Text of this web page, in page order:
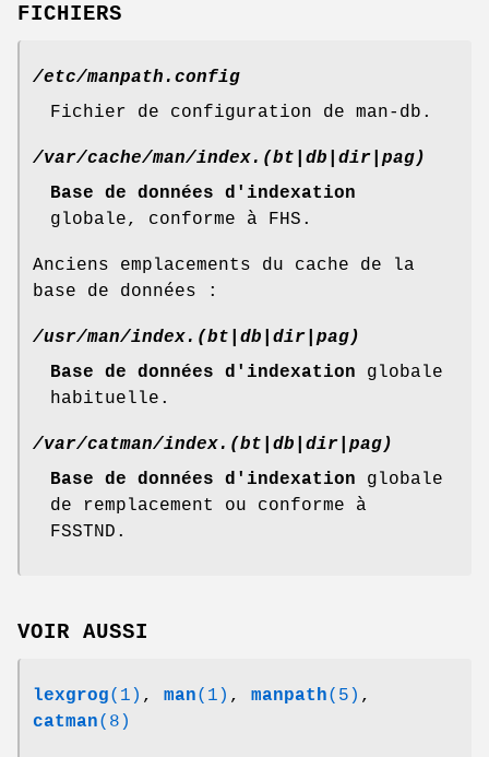
FICHIERS
/etc/manpath.config
Fichier de configuration de man-db.
/var/cache/man/index.(bt|db|dir|pag)
Base de données d'indexation
globale, conforme à FHS.
Anciens emplacements du cache de la
base de données :
/usr/man/index.(bt|db|dir|pag)
Base de données d'indexation globale
habituelle.
/var/catman/index.(bt|db|dir|pag)
Base de données d'indexation globale
de remplacement ou conforme à
FSSTND.
VOIR AUSSI
lexgrog(1) , man(1) , manpath(5) ,
catman(8)